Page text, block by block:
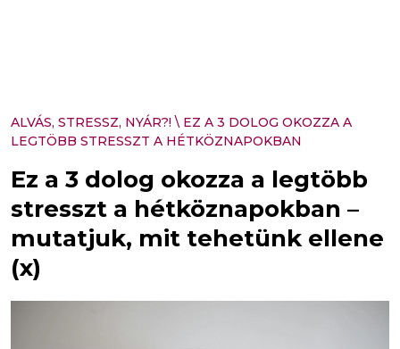
ALVÁS, STRESSZ, NYÁR?! \ EZ A 3 DOLOG OKOZZA A
LEGTÖBB STRESSZT A HÉTKÖZNAPOKBAN
Ez a 3 dolog okozza a legtöbb
stresszt a hétköznapokban –
mutatjuk, mit tehetünk ellene
(x)